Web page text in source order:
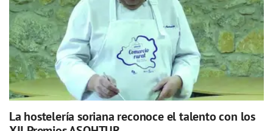
La hostelería soriana reconoce el talento con los